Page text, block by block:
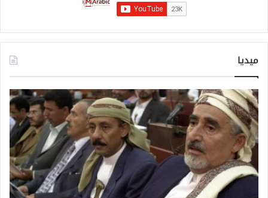
ت
د
ف
ت
ر
ا
م
ب
ميديا